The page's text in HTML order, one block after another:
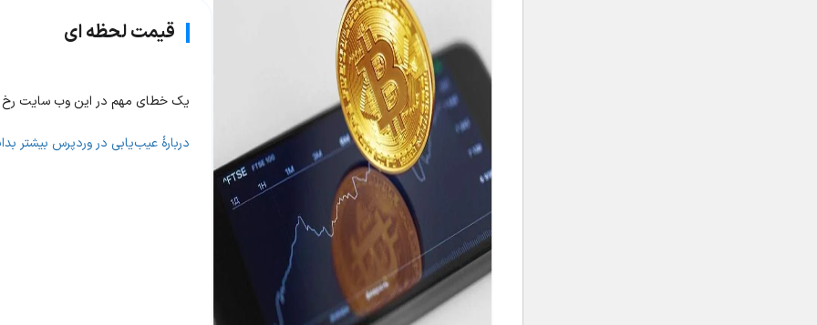
قیمت لحظه ای
یک خطای مهم در این وب سایت رخ
دربارهٔ عیب‌یابی در وردپرس بیشتر